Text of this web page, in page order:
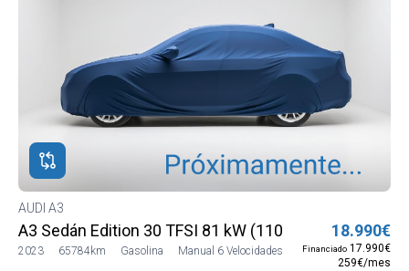
AUDI A3
A3 Sedán Edition 30 TFSI 81 kW (110 CV)
2023 65784km Gasolina Manual 6 Velocidades
18.990€
Financiado 17.990€
259€/mes